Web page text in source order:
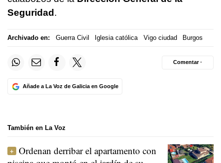
Seguridad.
Archivado en: Guerra Civil Iglesia católica Vigo ciudad Burgos
Añade a La Voz de Galicia en Google
Comentar ·
También en La Voz
Ordenan derribar el apartamento con